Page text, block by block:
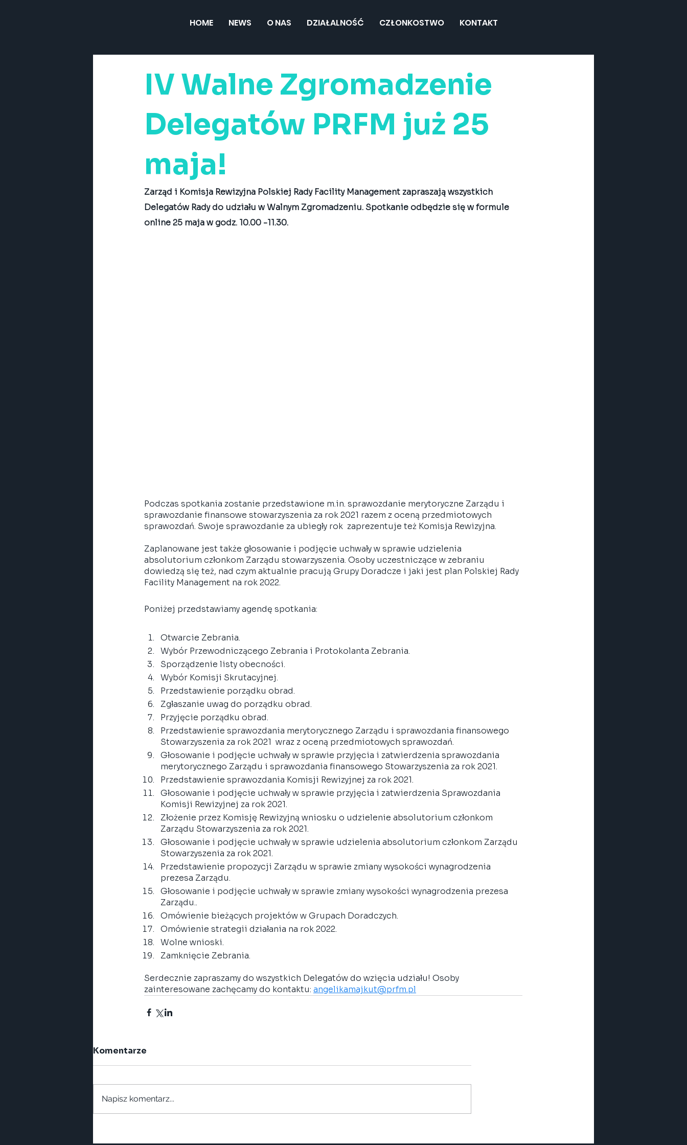
HOME NEWS O NAS DZIAŁALNOŚĆ CZŁONKOSTWO KONTAKT
IV Walne Zgromadzenie
Delegatów PRFM już 25
maja!
Zarząd i Komisja Rewizyjna Polskiej Rady Facility Management zapraszają wszystkich
Delegatów Rady do udziału w Walnym Zgromadzeniu. Spotkanie odbędzie się w formule
online 25 maja w godz. 10.00 -11.30.
Podczas spotkania zostanie przedstawione m.in. sprawozdanie merytoryczne Zarządu i
sprawozdanie finansowe stowarzyszenia za rok 2021 razem z oceną przedmiotowych
sprawozdań. Swoje sprawozdanie za ubiegły rok  zaprezentuje też Komisja Rewizyjna.
Zaplanowane jest także głosowanie i podjęcie uchwały w sprawie udzielenia
absolutorium członkom Zarządu stowarzyszenia. Osoby uczestniczące w zebraniu
dowiedzą się też, nad czym aktualnie pracują Grupy Doradcze i jaki jest plan Polskiej Rady
Facility Management na rok 2022.
Poniżej przedstawiamy agendę spotkania:
Otwarcie Zebrania.
Wybór Przewodniczącego Zebrania i Protokolanta Zebrania.
Sporządzenie listy obecności.
Wybór Komisji Skrutacyjnej.
Przedstawienie porządku obrad.
Zgłaszanie uwag do porządku obrad.
Przyjęcie porządku obrad.
Przedstawienie sprawozdania merytorycznego Zarządu i sprawozdania finansowego
Stowarzyszenia za rok 2021  wraz z oceną przedmiotowych sprawozdań.
Głosowanie i podjęcie uchwały w sprawie przyjęcia i zatwierdzenia sprawozdania
merytorycznego Zarządu i sprawozdania finansowego Stowarzyszenia za rok 2021.
Przedstawienie sprawozdania Komisji Rewizyjnej za rok 2021.
Głosowanie i podjęcie uchwały w sprawie przyjęcia i zatwierdzenia Sprawozdania
Komisji Rewizyjnej za rok 2021.
Złożenie przez Komisję Rewizyjną wniosku o udzielenie absolutorium członkom
Zarządu Stowarzyszenia za rok 2021.
Głosowanie i podjęcie uchwały w sprawie udzielenia absolutorium członkom Zarządu
Stowarzyszenia za rok 2021.
Przedstawienie propozycji Zarządu w sprawie zmiany wysokości wynagrodzenia
prezesa Zarządu.
Głosowanie i podjęcie uchwały w sprawie zmiany wysokości wynagrodzenia prezesa
Zarządu..
Omówienie bieżących projektów w Grupach Doradczych.
Omówienie strategii działania na rok 2022.
Wolne wnioski.
Zamknięcie Zebrania.
Serdecznie zapraszamy do wszystkich Delegatów do wzięcia udziału! Osoby
zainteresowane zachęcamy do kontaktu: angelikamajkut@prfm.pl
Komentarze
Napisz komentarz...